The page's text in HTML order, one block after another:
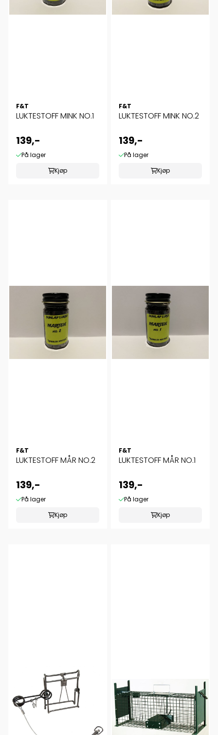
F&T
LUKTESTOFF MINK NO.1
139,-
På lager
Kjøp
F&T
LUKTESTOFF MINK NO.2
139,-
På lager
Kjøp
F&T
LUKTESTOFF MÅR NO.2
139,-
På lager
Kjøp
F&T
LUKTESTOFF MÅR NO.1
139,-
På lager
Kjøp